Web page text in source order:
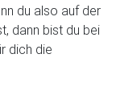
du also auf der
dann bist du bei
dich die